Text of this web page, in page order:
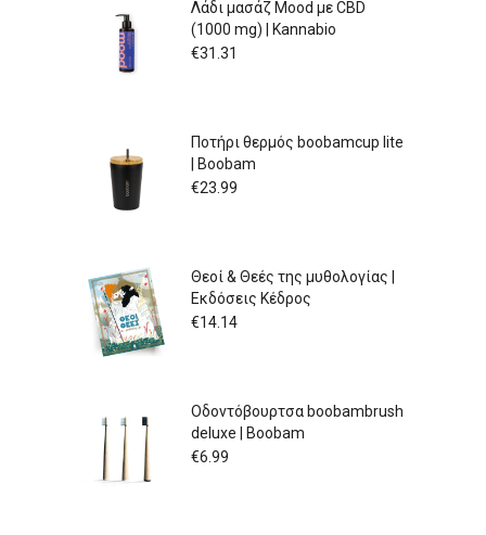
Λάδι μασάζ Mood με CBD
(1000 mg) | Kannabio
€31.31
Ποτήρι θερμός boobamcup lite
| Boobam
€23.99
Θεοί & Θεές της μυθολογίας |
Εκδόσεις Κέδρος
€14.14
Οδοντόβουρτσα boobambrush
deluxe | Boobam
€6.99